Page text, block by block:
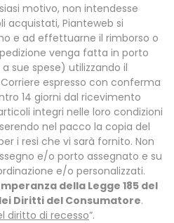
motivo, non intendesse
acquistati, Pianteweb si
e ad effettuarne il rimborso o
venga fatta in porto
sue spese) utilizzando il
espresso con conferma
14 giorni dal ricevimento
integri nelle loro condizioni
nel pacco la copia del
i resi che vi sarà fornito. Non
e/o porto assegnato e su
e/o personalizzati.
della Legge 185 del
Diritti del Consumatore.
diritto di recesso”.